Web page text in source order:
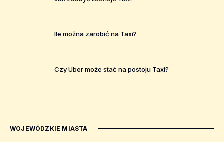
Ile można zarobić na Taxi?
Czy Uber może stać na postoju Taxi?
WOJEWÓDZKIE MIASTA